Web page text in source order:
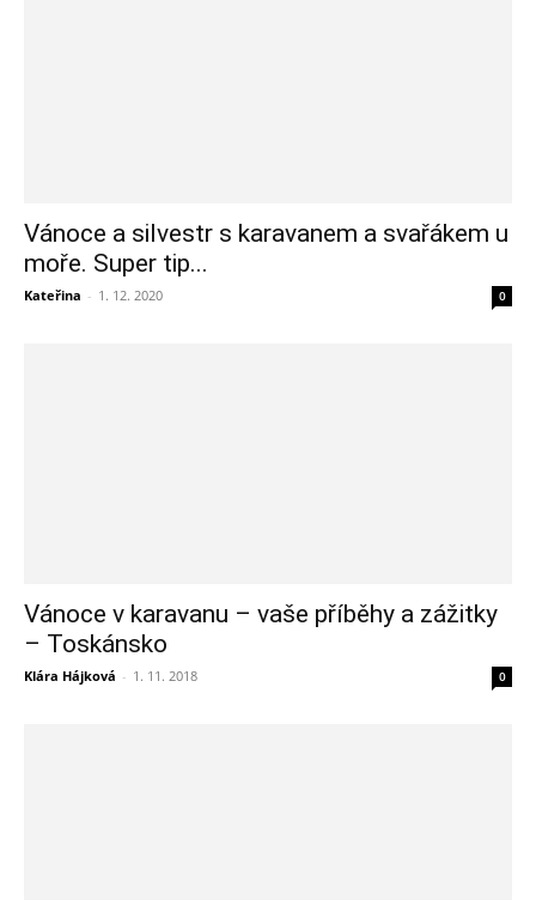
Vánoce a silvestr s karavanem a svařákem u
moře. Super tip...
Kateřina - 1. 12. 2020 0
Vánoce v karavanu – vaše příběhy a zážitky
– Toskánsko
Klára Hájková - 1. 11. 2018 0